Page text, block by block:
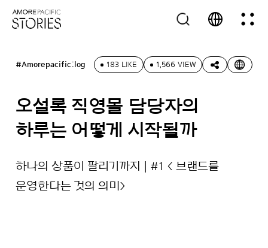
#Amorepacific:log 183 LIKE 1,566 VIEW
오설록 직영몰 담당자의
하루는 어떻게 시작될까
하나의 상품이 팔리기까지 | #1 < 브랜드를
운영한다는 것의 의미>